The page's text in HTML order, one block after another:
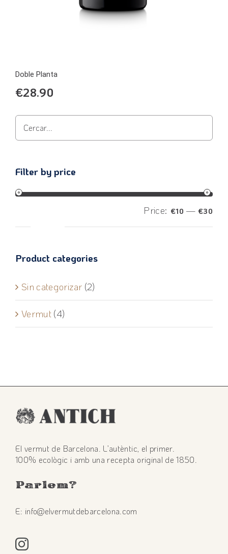
Doble Planta
€28.90
Filter by price
Price: €10 — €30
Product categories
Sin categorizar (2)
Vermut (4)
El vermut de Barcelona. L’autèntic, el primer.
100% ecològic i amb una recepta original de 1850.
Parlem?
E: info@elvermutdebarcelona.com